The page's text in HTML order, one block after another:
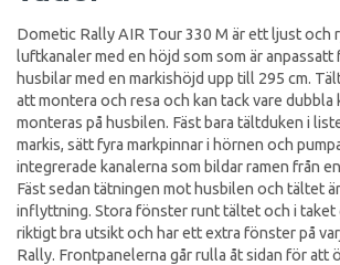
Dometic Rally AIR Tour 330 M är ett ljust och
luftkanaler med en höjd som som är anpassatt
husbilar med en markishöjd upp till 295 cm.
att montera och resa och kan tack vare
monteras på husbilen. Fäst bara tältduken i
markis, sätt fyra markpinnar i hörnen och
integrerade kanalerna som bildar ramen från
Fäst sedan tätningen mot husbilen och tältet
inflyttning. Stora fönster runt tältet och i taket
riktigt bra utsikt och har ett extra fönster på
Rally. Frontpanelerna går rulla åt sidan för att